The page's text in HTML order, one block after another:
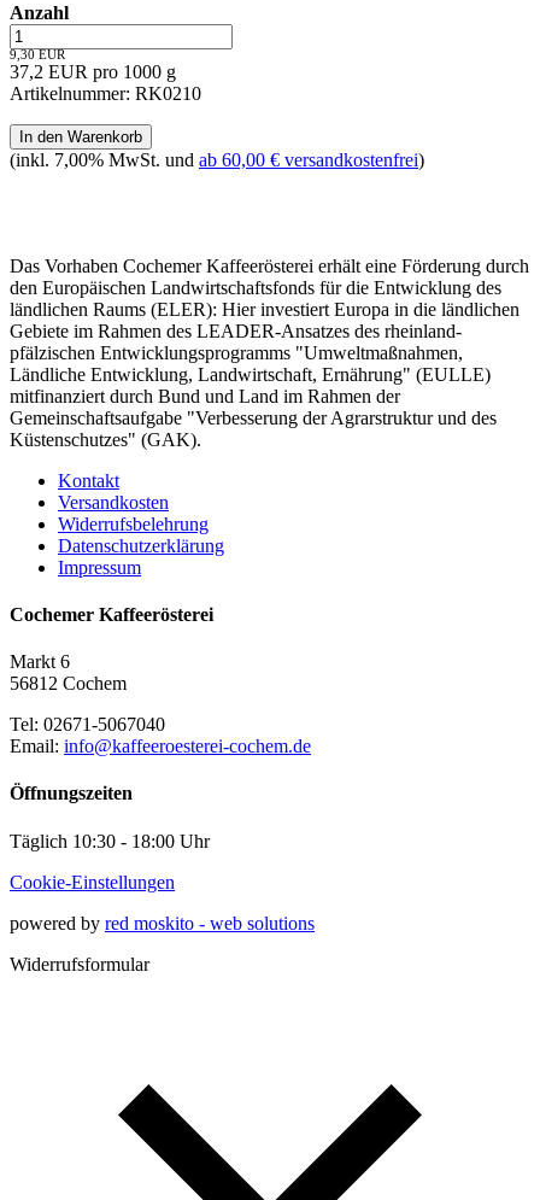
Anzahl
9,30 EUR
37,2 EUR pro 1000 g
Artikelnummer: RK0210
(inkl. 7,00% MwSt. und ab 60,00 € versandkostenfrei)
Das Vorhaben Cochemer Kaffeerösterei erhält eine Förderung durch
den Europäischen Landwirtschaftsfonds für die Entwicklung des
ländlichen Raums (ELER): Hier investiert Europa in die ländlichen
Gebiete im Rahmen des LEADER-Ansatzes des rheinland-
pfälzischen Entwicklungsprogramms "Umweltmaßnahmen,
Ländliche Entwicklung, Landwirtschaft, Ernährung" (EULLE)
mitfinanziert durch Bund und Land im Rahmen der
Gemeinschaftsaufgabe "Verbesserung der Agrarstruktur und des
Küstenschutzes" (GAK).
Kontakt
Versandkosten
Widerrufsbelehrung
Datenschutzerklärung
Impressum
Cochemer Kaffeerösterei
Markt 6
56812 Cochem
Tel: 02671-5067040
Email: info@kaffeeroesterei-cochem.de
Öffnungszeiten
Täglich 10:30 - 18:00 Uhr
Cookie-Einstellungen
powered by red moskito - web solutions
Widerrufsformular